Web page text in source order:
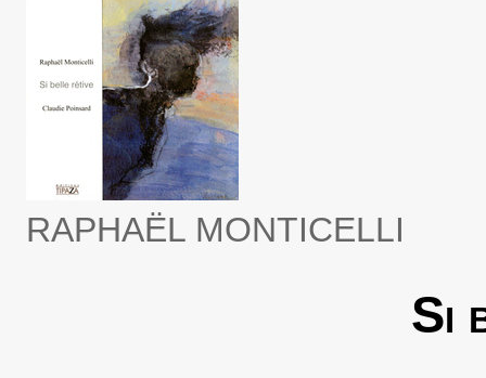
RAPHAËL MONTICELLI
Si